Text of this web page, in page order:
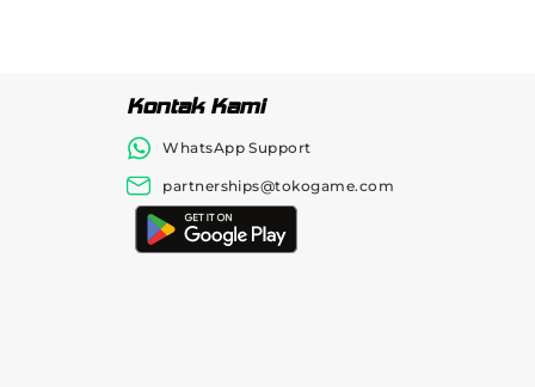
Kontak Kami
WhatsApp Support
partnerships@tokogame.com